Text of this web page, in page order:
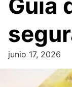
Guía
junio 17, 2026